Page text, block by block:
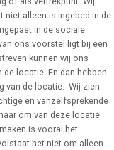
niet alleen is ingebed in de
in de sociale
ons voorstel ligt bij een
kunnen wij ons
locatie. En dan hebben
van de locatie. Wij zien
en vanzelfsprekende
om van deze locatie
is vooral het
het niet om alleen